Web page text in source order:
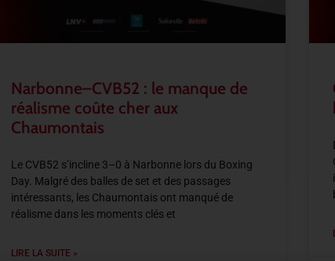
Narbonne–CVB52 : le manque de
réalisme coûte cher aux
Chaumontais
Le CVB52 s’incline 3–0 à Narbonne lors du Boxing
Day. Malgré des balles de set et des passages
intéressants, les Chaumontais ont manqué de
réalisme dans les moments clés et
LIRE LA SUITE »